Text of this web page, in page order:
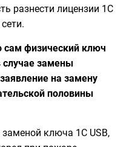
разнести лицензии 1С
сам физический ключ
случае замены
на замену
половины
ключа 1С USB,